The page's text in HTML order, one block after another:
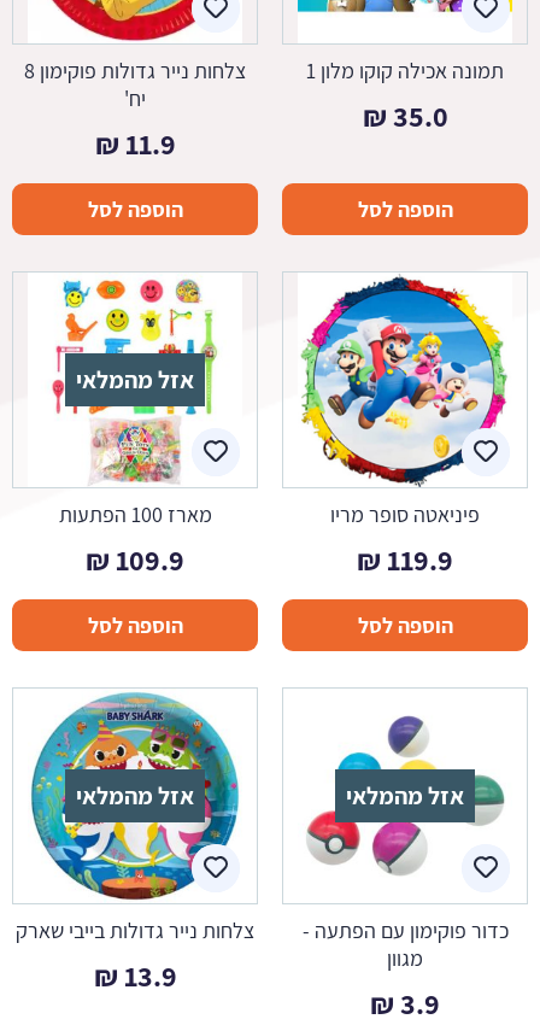
תמונה אכילה קוקו מלון 1
35.0
₪
הוספה לסל
צלחות נייר גדולות פוקימון 8
יח'
11.9
₪
הוספה לסל
פיניאטה סופר מריו
119.9
₪
הוספה לסל
אזל מהמלאי
מארז 100 הפתעות
109.9
₪
הוספה לסל
אזל מהמלאי
כדור פוקימון עם הפתעה -
מגוון
3.9
₪
אזל מהמלאי
צלחות נייר גדולות בייבי שארק
13.9
₪